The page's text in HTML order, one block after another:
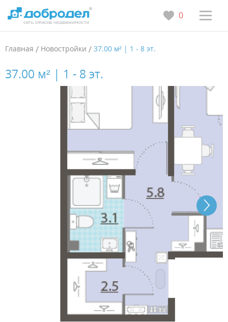
0
Главная / Новостройки / 37.00 м² | 1 - 8 эт.
37.00 м² | 1 - 8 эт.